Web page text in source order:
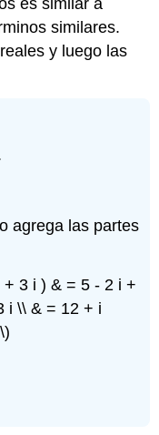
similares.
y luego las
agrega las partes
3 i ) & = 5 - 2 i +
i \\ & = 12 + i